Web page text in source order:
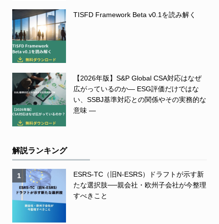
TISFD Framework Beta v0.1を読み解く
【2026年版】S&P Global CSA対応はなぜ
広がっているのか― ESG評価だけではな
い、SSBJ基準対応との関係やその実務的な
意味 ―
解説ランキング
1
ESRS-TC（旧N-ESRS）ドラフトが示す新
たな選択肢──親会社・欧州子会社が今整理
すべきこと